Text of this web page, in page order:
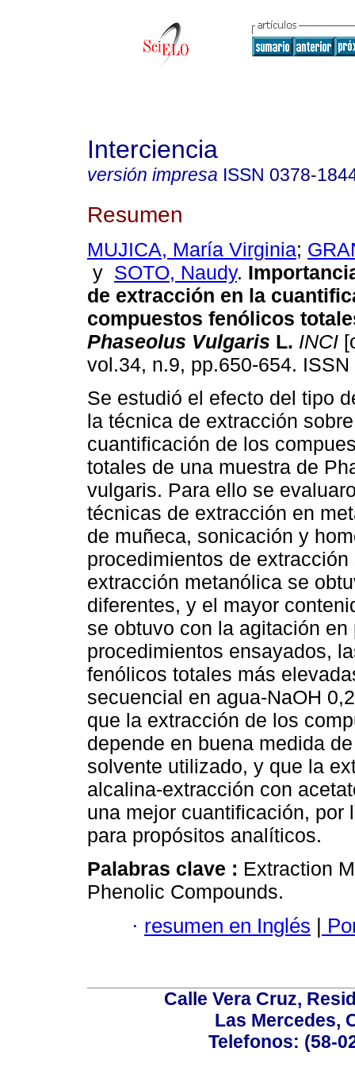
Interciencia
versión impresa ISSN 0378-
Resumen
MUJICA, María Virginia;
y SOTO, Naudy.
de extracción en la
compuestos fenólicos
Phaseolus Vulgaris L. INCI
vol.34, n.9, pp.650-654.
Se estudió el efecto del tipo
la técnica de extracción
cuantificación de los
totales de una muestra de
vulgaris. Para ello se
técnicas de extracción en
de muñeca, sonicación y
procedimientos de
extracción metanólica se
diferentes, y el mayor
se obtuvo con la agitación
procedimientos ensayados,
fenólicos totales más
secuencial en agua-NaOH
que la extracción de los
depende en buena medida
solvente utilizado, y que la
alcalina-extracción con
una mejor cuantificación, por
para propósitos analíticos.
Palabras clave : Extraction
Phenolic Compounds.
· resumen en Inglés |
Calle Vera Cruz,
Las Mercedes,
Telefonos: (58-